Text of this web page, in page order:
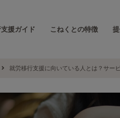
援ガイド こねくとの特徴
就労移行支援に向いている人とは？サー